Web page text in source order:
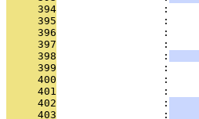
     394
:
     395
:
     396
:
     397
:
     398
                 :
     399
:
     400
:
     401
:
     402
                 :
     403
                 :